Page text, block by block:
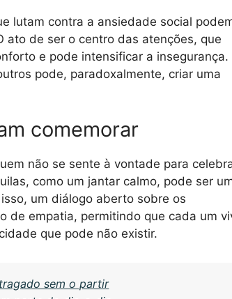
lutam contra a ansiedade social
ato de ser o centro das atenções, que
e pode intensificar a insegurança.
pode, paradoxalmente, criar uma
comemorar
não se sente à vontade para
como um jantar calmo, pode ser
um diálogo aberto sobre os
de empatia, permitindo que cada um
que pode não existir.
sem o partir